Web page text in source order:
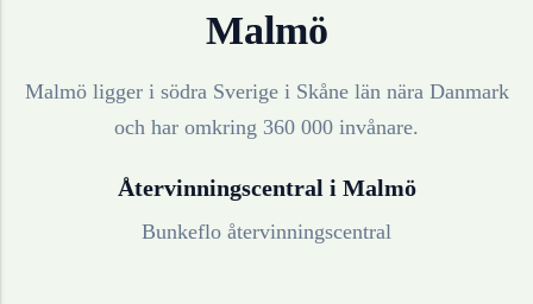
Malmö
Malmö ligger i södra Sverige i Skåne län nära Danmark
och har omkring 360 000 invånare.
Återvinningscentral i Malmö
Bunkeflo återvinningscentral